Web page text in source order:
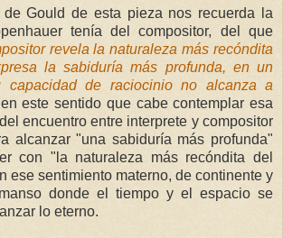
de Gould de esta pieza nos recuerda la
tenía del compositor, del que
revela la naturaleza más recóndita
la sabiduría más profunda, en un
capacidad de raciocinio no alcanza a
este sentido que cabe contemplar esa
encuentro entre interprete y compositor
alcanzar "una sabiduría más profunda"
con "la naturaleza más recóndita del
ese sentimiento materno, de continente y
donde el tiempo y el espacio se
lo eterno.